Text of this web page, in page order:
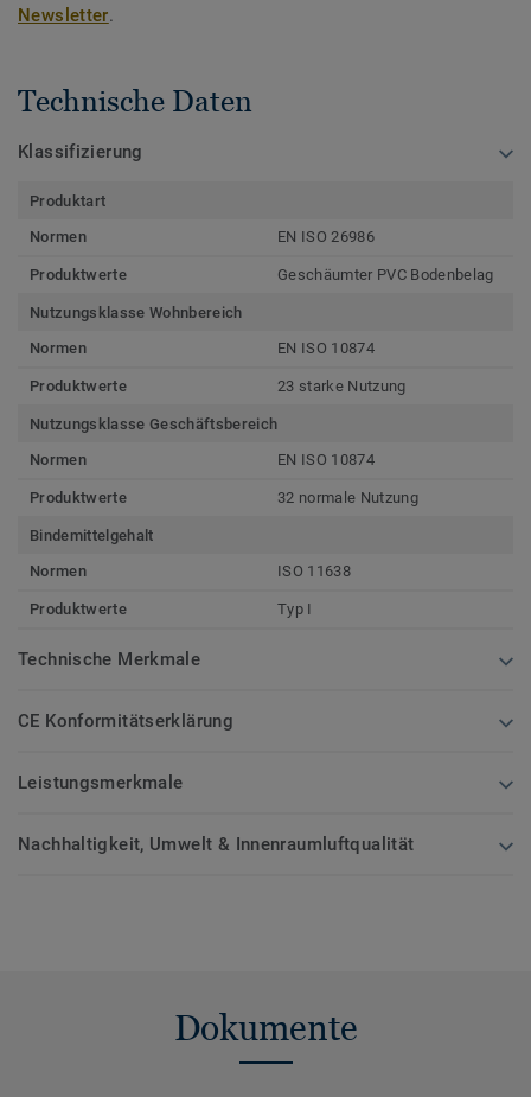
Newsletter.
Technische Daten
Klassifizierung
Produktart
Normen
EN ISO 26986
Produktwerte Geschäumter PVC Bodenbelag
Nutzungsklasse Wohnbereich
Normen
EN ISO 10874
Produktwerte 23 starke Nutzung
Nutzungsklasse Geschäftsbereich
Normen
EN ISO 10874
Produktwerte 32 normale Nutzung
Bindemittelgehalt
Normen
ISO 11638
Produktwerte Typ I
Technische Merkmale
CE Konformitätserklärung
Leistungsmerkmale
Nachhaltigkeit, Umwelt & Innenraumluftqualität
Dokumente